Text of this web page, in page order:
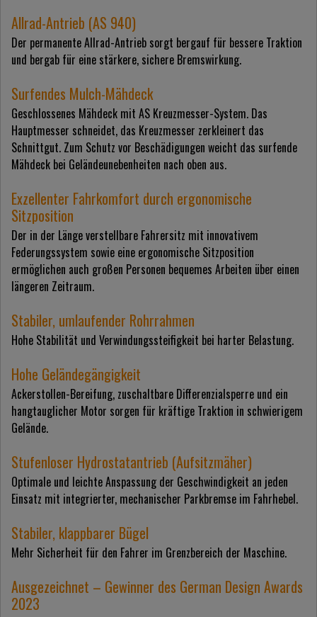
Allrad-Antrieb (AS 940)
Der permanente Allrad-Antrieb sorgt bergauf für bessere Traktion
und bergab für eine stärkere, sichere Bremswirkung.
Surfendes Mulch-Mähdeck
Geschlossenes Mähdeck mit AS Kreuzmesser-System. Das
Hauptmesser schneidet, das Kreuzmesser zerkleinert das
Schnittgut. Zum Schutz vor Beschädigungen weicht das surfende
Mähdeck bei Geländeunebenheiten nach oben aus.
Exzellenter Fahrkomfort durch ergonomische
Sitzposition
Der in der Länge verstellbare Fahrersitz mit innovativem
Federungssystem sowie eine ergonomische Sitzposition
ermöglichen auch großen Personen bequemes Arbeiten über einen
längeren Zeitraum.
Stabiler, umlaufender Rohrrahmen
Hohe Stabilität und Verwindungssteifigkeit bei harter Belastung.
Hohe Geländegängigkeit
Ackerstollen-Bereifung, zuschaltbare Differenzialsperre und ein
hangtauglicher Motor sorgen für kräftige Traktion in schwierigem
Gelände.
Stufenloser Hydrostatantrieb (Aufsitzmäher)
Optimale und leichte Anspassung der Geschwindigkeit an jeden
Einsatz mit integrierter, mechanischer Parkbremse im Fahrhebel.
Stabiler, klappbarer Bügel
Mehr Sicherheit für den Fahrer im Grenzbereich der Maschine.
Ausgezeichnet – Gewinner des German Design Awards
2023